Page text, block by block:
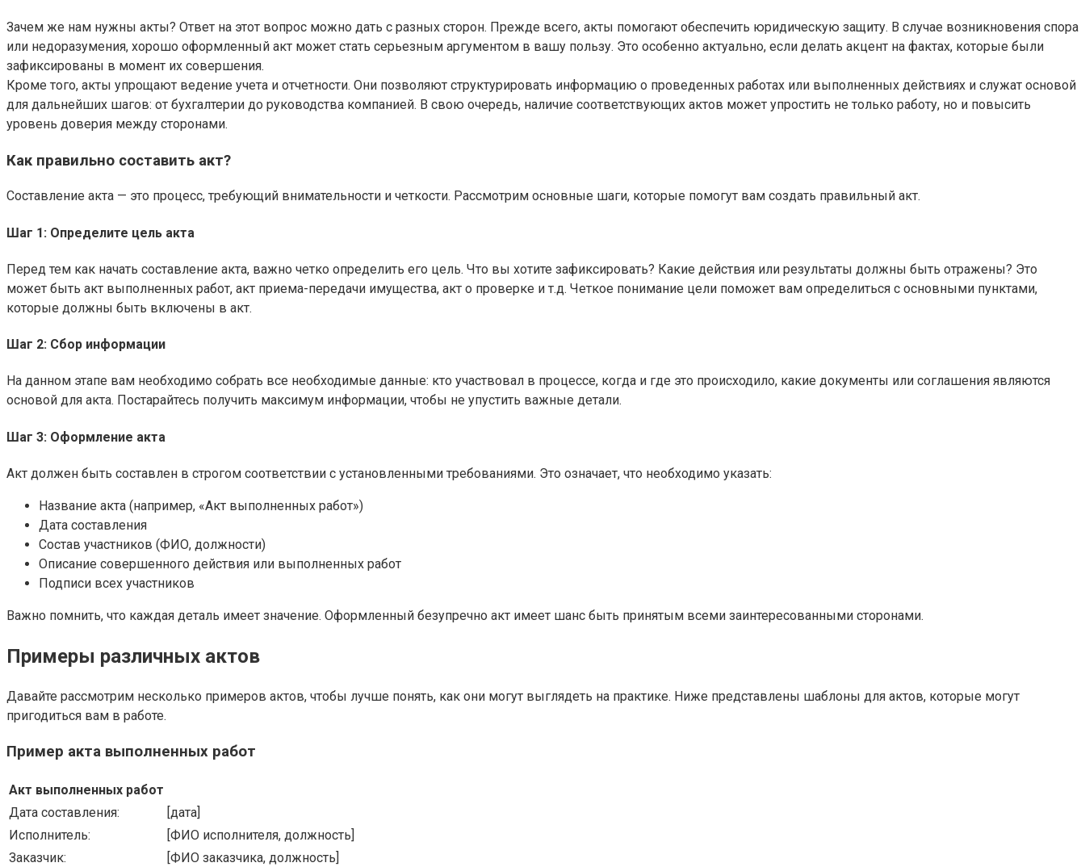
Зачем же нам нужны акты? Ответ на этот вопрос можно дать с разных сторон. Прежде всего, акты помогают обеспечить юридическую защиту. В случае возникновения спора
или недоразумения, хорошо оформленный акт может стать серьезным аргументом в вашу пользу. Это особенно актуально, если делать акцент на фактах, которые были
зафиксированы в момент их совершения.
Кроме того, акты упрощают ведение учета и отчетности. Они позволяют структурировать информацию о проведенных работах или выполненных действиях и служат основой
для дальнейших шагов: от бухгалтерии до руководства компанией. В свою очередь, наличие соответствующих актов может упростить не только работу, но и повысить
уровень доверия между сторонами.
Как правильно составить акт?
Составление акта — это процесс, требующий внимательности и четкости. Рассмотрим основные шаги, которые помогут вам создать правильный акт.
Шаг 1: Определите цель акта
Перед тем как начать составление акта, важно четко определить его цель. Что вы хотите зафиксировать? Какие действия или результаты должны быть отражены? Это
может быть акт выполненных работ, акт приема-передачи имущества, акт о проверке и т.д. Четкое понимание цели поможет вам определиться с основными пунктами,
которые должны быть включены в акт.
Шаг 2: Сбор информации
На данном этапе вам необходимо собрать все необходимые данные: кто участвовал в процессе, когда и где это происходило, какие документы или соглашения являются
основой для акта. Постарайтесь получить максимум информации, чтобы не упустить важные детали.
Шаг 3: Оформление акта
Акт должен быть составлен в строгом соответствии с установленными требованиями. Это означает, что необходимо указать:
Название акта (например, «Акт выполненных работ»)
Дата составления
Состав участников (ФИО, должности)
Описание совершенного действия или выполненных работ
Подписи всех участников
Важно помнить, что каждая деталь имеет значение. Оформленный безупречно акт имеет шанс быть принятым всеми заинтересованными сторонами.
Примеры различных актов
Давайте рассмотрим несколько примеров актов, чтобы лучше понять, как они могут выглядеть на практике. Ниже представлены шаблоны для актов, которые могут
пригодиться вам в работе.
Пример акта выполненных работ
Акт выполненных работ
Дата составления:
[дата]
Исполнитель:
[ФИО исполнителя, должность]
Заказчик:
[ФИО заказчика, должность]